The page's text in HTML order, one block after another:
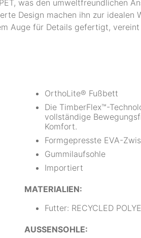
was den umweltfreundlichen
Design machen ihn zur idealen
Auge für Details gefertigt, vereint
OrthoLite® Fußbett
Die TimberFlex™-
vollständige
Komfort.
Formgepresste EVA-
Gummilaufsohle
Importiert
MATERIALIEN:
Futter: RECYCLED
AUSSENSOHLE: